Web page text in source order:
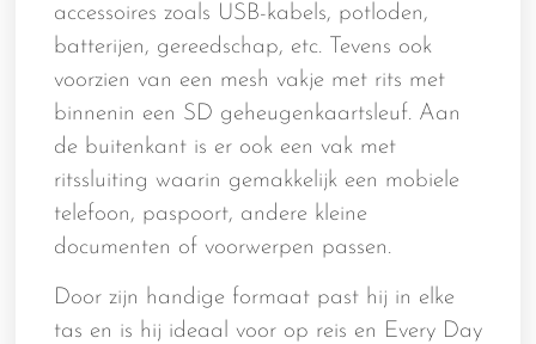
accessoires zoals USB-kabels, potloden,
batterijen, gereedschap, etc. Tevens ook
voorzien van een mesh vakje met rits met
binnenin een SD geheugenkaartsleuf. Aan
de buitenkant is er ook een vak met
ritssluiting waarin gemakkelijk een mobiele
telefoon, paspoort, andere kleine
documenten of voorwerpen passen.
Door zijn handige formaat past hij in elke
tas en is hij ideaal voor op reis en Every Day